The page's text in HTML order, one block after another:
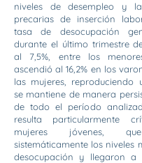
niveles de desempleo y
precarias de inserción
tasa de desocupación
durante el último trimestre
al 7,5%, entre los
ascendió al 16,2% en los
las mujeres, reproduciendo
se mantiene de manera
de todo el período
resulta particularmente
mujeres jóvenes,
sistemáticamente los niveles
desocupación y llegaron a